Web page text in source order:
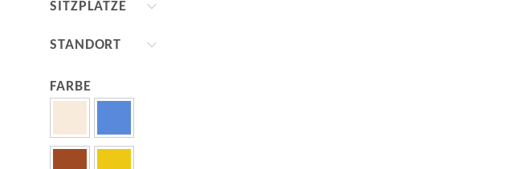
SITZPLÄTZE
STANDORT
FARBE